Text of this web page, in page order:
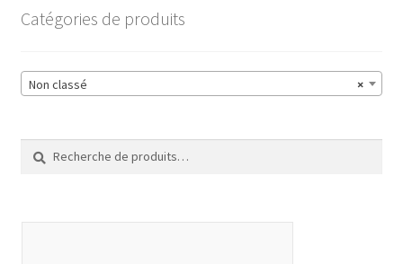
Catégories de produits
×
Non classé
pour :